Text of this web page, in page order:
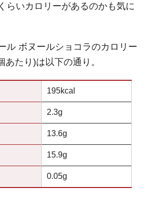
らいカロリーがあるのかも気に
ル ボヌールショコラのカロリー
あたり)は以下の通り。
195kcal
2.3g
13.6g
15.9g
0.05g